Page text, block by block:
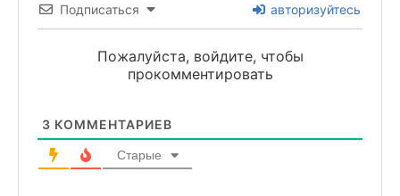
Подписаться авторизуйтесь
Пожалуйста, войдите, чтобы
прокомментировать
3 КОММЕНТАРИЕВ
Старые